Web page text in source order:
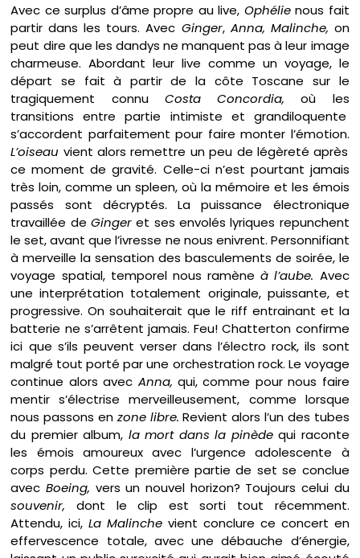
Avec ce surplus d’âme propre au live, Ophélienous fait
partir dans les tours. Avec Ginger, Anna, Malinche, on
peut dire que les dandys ne manquent pas à leur image
charmeuse. Abordant leur live comme un voyage, le
départ se fait à partir de la côte Toscane sur le
tragiquement connu Costa Concordia, où les
transitions entre partie intimiste et grandiloquente
s’accordent parfaitement pour faire monter l’émotion.
L’oiseau vient alors remettre un peu de légèreté après
ce moment de gravité. Celle-ci n’est pourtant jamais
très loin, comme un spleen, où la mémoire et les émois
passés sont décryptés. La puissance électronique
travaillée deGinger et ses envolés lyriques repunchent
le set, avant que l’ivresse ne nous enivrent. Personnifiant
à merveille la sensation des basculements de soirée, le
voyage spatial, temporel nous ramèneà l’aube. Avec
une interprétation totalement originale, puissante, et
progressive. On souhaiterait que le riff entrainant et la
batterie ne s’arrêtent jamais. Feu! Chatterton confirme
ici que s’ils peuvent verser dans l’électro rock, ils sont
malgré tout porté par une orchestration rock. Le voyage
continue alors avec Anna, qui, comme pour nous faire
mentir s’électrise merveilleusement, comme lorsque
nous passons en zone libre. Revient alors l’un des tubes
du premier album, la mort dans la pinèdequi raconte
les émois amoureux avec l’urgence adolescente à
corps perdu. Cette première partie de set se conclue
avecBoeing, vers un nouvel horizon? Toujours celui du
souvenir, dont le clip est sorti tout récemment.
Attendu, ici,La Malinche vient conclure ce concert en
effervescence totale, avec une débauche d’énergie,